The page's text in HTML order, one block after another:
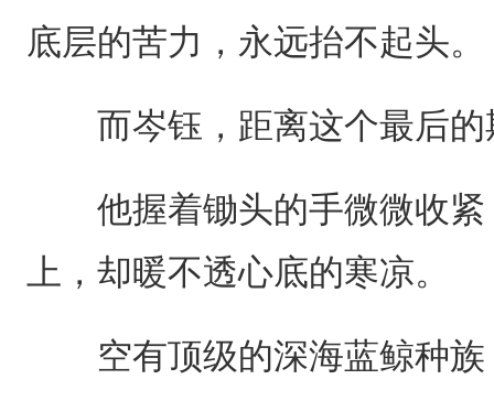
底层的苦力，永远抬不起头。
而岑钰，距离这个最后的
他握着锄头的手微微收紧
上，却暖不透心底的寒凉。
空有顶级的深海蓝鲸种族